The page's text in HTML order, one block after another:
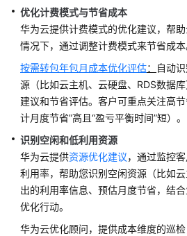
略
顶
规
划
调
研
估
方
案
设
优化计费模式与节省成本
华为云提供计费模式的优化建议，帮
情况下，通过调整计费模式来节省成本
按需转包年包月成本优化评估：
自动
源（比如云主机、云硬盘、RDS数据
建议和节省评估。客户可重点关注高
计月度节省”高且“盈亏平衡时间”短）。
识别空闲和低利用资源
华为云提供资源优化建议，通过监控
利用率，帮助您识别空闲资源（比如
出的利用率信息、预估月度节省，结
优化行动。
华为云优化顾问，提供成本维度的巡